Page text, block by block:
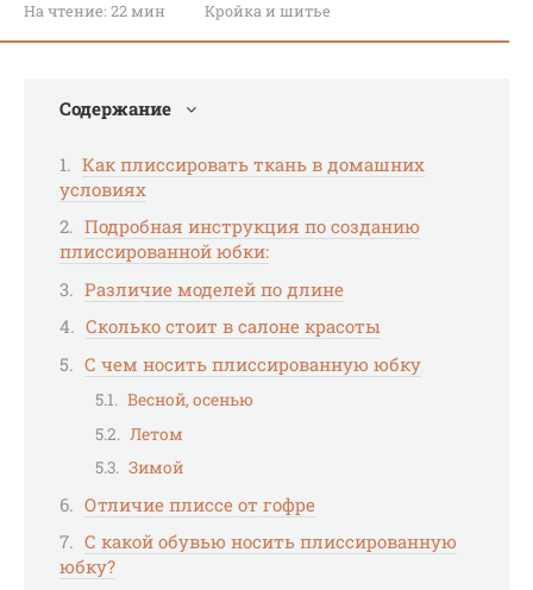
На чтение: 22 мин Кройка и шитье
Содержание
Как плиссировать ткань в домашних
условиях
Подробная инструкция по созданию
плиссированной юбки:
Различие моделей по длине
Сколько стоит в салоне красоты
С чем носить плиссированную юбку
Весной, осенью
Летом
Зимой
Отличие плиссе от гофре
С какой обувью носить плиссированную
юбку?